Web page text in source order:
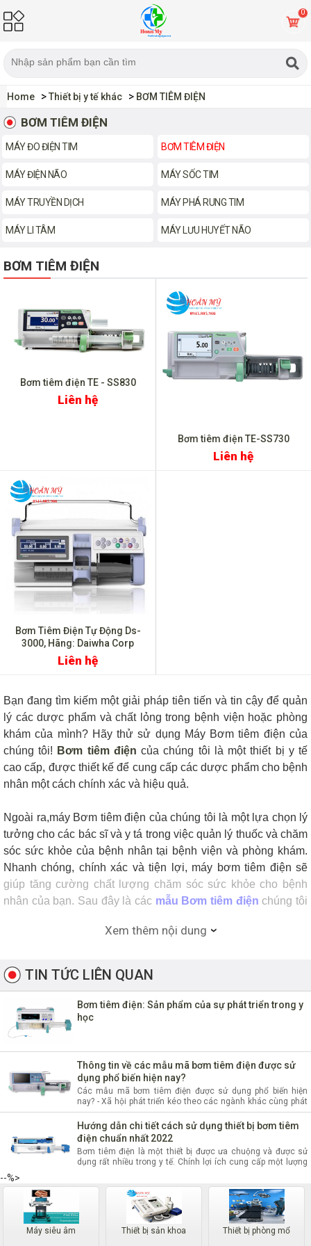
0
Home Thiết bị y tế khác BƠM TIÊM ĐIỆN
BƠM TIÊM ĐIỆN
MÁY ĐO ĐIỆN TIM BƠM TIÊM ĐIỆN
MÁY ĐIỆN NÃO MÁY SỐC TIM
MÁY TRUYỀN DỊCH MÁY PHÁ RUNG TIM
MÁY LI TÂM MÁY LƯU HUYẾT NÃO
BƠM TIÊM ĐIỆN
Bơm tiêm điện TE - SS830
Liên hệ
Bơm tiêm điện TE-SS730
Liên hệ
Bơm Tiêm Điện Tự Động Ds-
3000, Hãng: Daiwha Corp
Liên hệ
Bạn đang tìm kiếm một giải pháp tiên tiến và tin cậy để quản
lý các dược phẩm và chất lỏng trong bệnh viện hoặc phòng
khám của mình? Hãy thử sử dụng Máy Bơm tiêm điện của
chúng tôi! Bơm tiêm điện của chúng tôi là một thiết bị y tế
cao cấp, được thiết kế để cung cấp các dược phẩm cho bệnh
nhân một cách chính xác và hiệu quả.
Ngoài ra,máy Bơm tiêm điện của chúng tôi là một lựa chọn lý
tưởng cho các bác sĩ và y tá trong việc quản lý thuốc và chăm
sóc sức khỏe của bệnh nhân tại bệnh viện và phòng khám.
Nhanh chóng, chính xác và tiện lợi, máy bơm tiêm điện sẽ
giúp tăng cường chất lượng chăm sóc sức khỏe cho bệnh
nhân của bạn. Sau đây là các mẫu Bơm tiêm điện chúng tôi
Tìm hiểu tổng quan về loại thiết bị bơm
🌺Bơm tiêm điện là gì?
Máy bơm tiêm điện là một loại thiết bị y tế sử dụng để tiêm
thuốc, vaccine hoặc các chất khác vào cơ thể của một người
bằng cách sử dụng sức áp điện. Nó giúp tăng tốc độ và độ
chính xác của quá trình tiêm, giảm sự đau đớn và cải thiện
hiệu quả của việc tiêm. Máy bơm tiêm điện thường được sử
dụng trong các phòng khám, bệnh viện hoặc trong các
chương trình y tế cộng đồng.
Xem thêm nội dung
TIN TỨC LIÊN QUAN
Bơm tiêm điện: Sản phẩm của sự phát triển trong y
học
Thông tin về các mẫu mã bơm tiêm điện được sử
dụng phổ biến hiện nay?
Các mẫu mã bơm tiêm điện được sử dụng phổ biến hiện
nay? - Xã hội phát triển kéo theo các ngành khác cùng phát
triển để đáp ứng nhu cầu sống của con người.
Hướng dẫn chi tiết cách sử dụng thiết bị bơm tiêm
điện chuẩn nhất 2022
Bơm tiêm điện là một thiết bị được ưa chuộng và được sử
dụng rất nhiều trong y tế. Chính lợi ích cung cấp một lượng
--%>
Máy siêu âm Thiết bị sản khoa Thiết bị phòng mổ